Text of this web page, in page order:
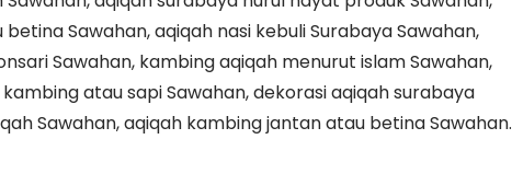
Sawahan, aqiqah nasi kebuli Surabaya Sawahan,
Sawahan, kambing aqiqah menurut islam Sawahan,
atau sapi Sawahan, dekorasi aqiqah surabaya
Sawahan, aqiqah kambing jantan atau betina Sawahan.